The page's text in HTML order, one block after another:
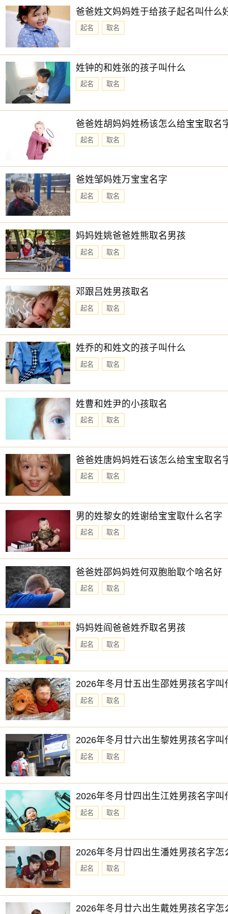
爸爸姓文妈妈姓于给孩子起名叫什么
起名 取名
姓钟的和姓张的孩子叫什么
起名 取名
爸爸姓胡妈妈姓杨该怎么给宝宝取名
起名 取名
爸姓邹妈姓万宝宝名字
起名 取名
妈妈姓姚爸爸姓熊取名男孩
起名 取名
邓跟吕姓男孩取名
起名 取名
姓乔的和姓文的孩子叫什么
起名 取名
姓曹和姓尹的小孩取名
起名 取名
爸爸姓唐妈妈姓石该怎么给宝宝取名
起名 取名
男的姓黎女的姓谢给宝宝取什么名字
起名 取名
爸爸姓邵妈妈姓何双胞胎取个啥名好
起名 取名
妈妈姓阎爸爸姓乔取名男孩
起名 取名
2026年冬月廿五出生邵姓男孩名字叫
起名 取名
2026年冬月廿六出生黎姓男孩名字叫
起名 取名
2026年冬月廿四出生江姓男孩名字叫
起名 取名
2026年冬月廿四出生潘姓男孩名字怎
起名 取名
2026年冬月廿六出生戴姓男孩名字怎